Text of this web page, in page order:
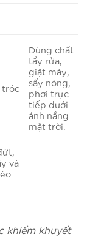
tróc
Dùng chất
tẩy rửa,
giặt máy,
sấy nóng,
phơi trực
tiếp dưới
ánh nắng
mặt trời.
và
khiếm khuyết